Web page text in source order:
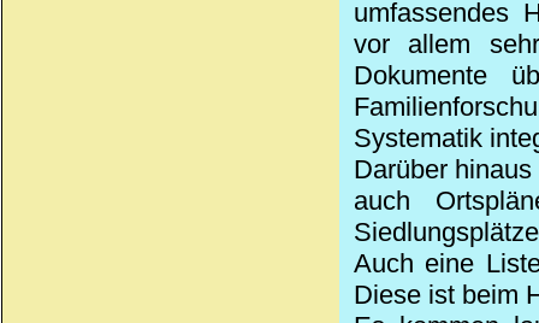
umfassendes
vor allem
Dokumente
Systematik
Darüber
auch
Auch eine
Diese ist beim